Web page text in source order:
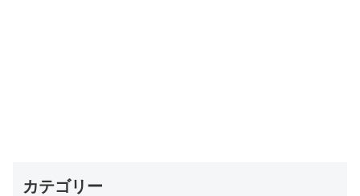
カテゴリー